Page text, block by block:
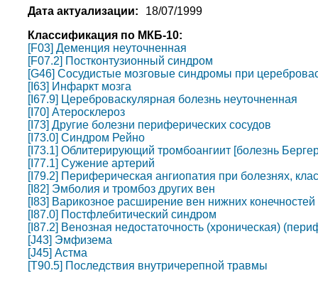
Дата актуализации:
18/07/1999
Классификация по МКБ-10:
[F03] Деменция неуточненная
[F07.2] Постконтузионный синдром
[G46] Сосудистые мозговые синдромы при
[I63] Инфаркт мозга
[I67.9] Цереброваскулярная болезнь неуточненная
[I70] Атеросклероз
[I73] Другие болезни периферических сосудов
[I73.0] Синдром Рейно
[I73.1] Облитерирующий тромбоангиит [болезнь
[I77.1] Сужение артерий
[I79.2] Периферическая ангиопатия при болезнях,
[I82] Эмболия и тромбоз других вен
[I83] Варикозное расширение вен нижних конечностей
[I87.0] Постфлебитический синдром
[I87.2] Венозная недостаточность (хроническая)
[J43] Эмфизема
[J45] Астма
[T90.5] Последствия внутричерепной травмы